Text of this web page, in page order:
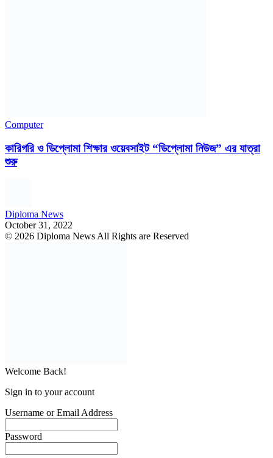
Computer
কারিগরি ও ডিপ্লোমা শিক্ষার ওয়েবসাইট “ডিপ্লোমা নিউজ” এর যাত্রা
শুরু
Diploma News
October 31, 2022
© 2026 Diploma News All Rights are Reserved
Welcome Back!
Sign in to your account
Username or Email Address
Password